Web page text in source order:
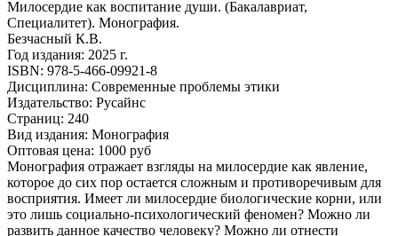
Милосердие как воспитание души. (Бакалавриат,
Специалитет). Монография.
Безчасный К.В.
Год издания: 2025 г.
ISBN: 978-5-466-09921-8
Дисциплина: Современные проблемы этики
Издательство: Русайнс
Страниц: 240
Вид издания: Монография
Оптовая цена: 1000 руб
Монография отражает взгляды на милосердие как явление,
которое до сих пор остается сложным и противоречивым для
восприятия. Имеет ли милосердие биологические корни, или
это лишь социально-психологический феномен? Можно ли
развить данное качество человеку? Можно ли отнести